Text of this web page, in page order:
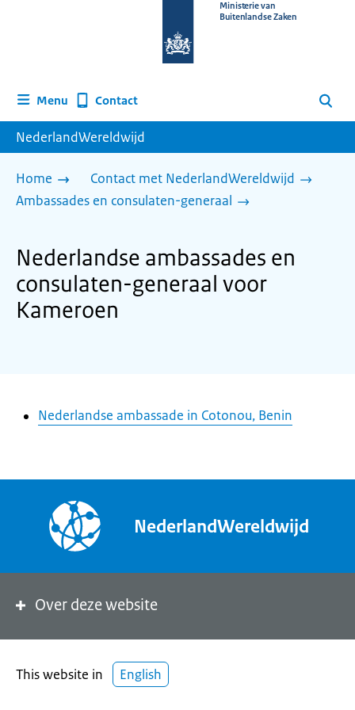
homepage
Ministerie van
Buitenlandse Zaken
Menu Contact Zoeken
NederlandWereldwijd
Home
Contact met NederlandWereldwijd
Ambassades en consulaten-generaal
Nederlandse ambassades en
consulaten-generaal voor
Kameroen
Nederlandse ambassade in Cotonou, Benin
NederlandWereldwijd
Over deze website
This website in English